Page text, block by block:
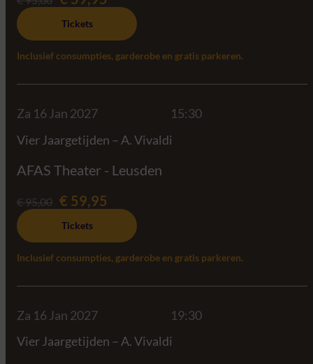
Tickets
Inclusief consumpties, garderobe en gratis parkeren.
Za 16 Jan 2027
15:30
Vier Jaargetijden – A. Vivaldi
AFAS Theater - Leusden
€ 95,00 € 59,95
Tickets
Inclusief consumpties, garderobe en gratis parkeren.
Za 16 Jan 2027
19:30
Vier Jaargetijden – A. Vivaldi